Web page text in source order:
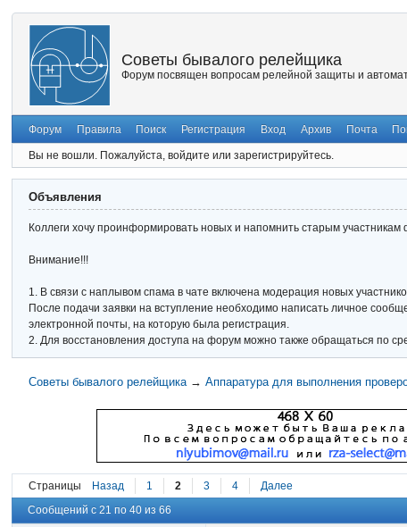
Советы бывалого релейщика
Форум посвящен вопросам релейной защиты и
Форум Правила Поиск Регистрация Вход Архив Почта
Вы не вошли. Пожалуйста, войдите или зарегистрируйтесь.
Объявления
Коллеги хочу проинформировать новых и напомнить старым
Внимание!!!
1. В связи с наплывом спама в чате включена модерация новых
После подачи заявки на вступление необходимо написать личное
электронной почты, на которую была регистрация.
2. Для восстановления доступа на форум можно также обращаться по
Советы бывалого релейщика → Аппаратура для выполнения
Страницы Назад 1 2 3 4 Далее
Сообщений с 21 по 40 из 66